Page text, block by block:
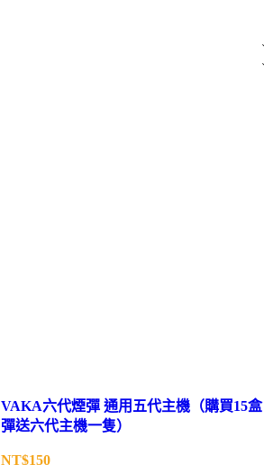
VAKA六代煙彈 通用五代主機（購買15盒
彈送六代主機一隻）
NT$